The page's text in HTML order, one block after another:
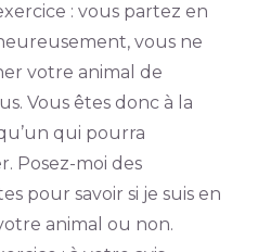
: vous partez en
vous ne
votre animal de
Vous êtes donc à la
qui pourra
Posez-moi des
pour savoir si je suis en
animal ou non.